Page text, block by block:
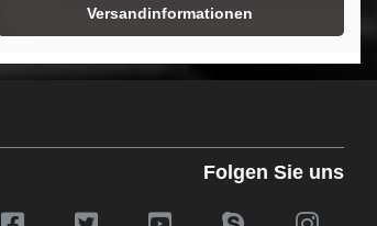
Versandinformationen
Folgen Sie uns